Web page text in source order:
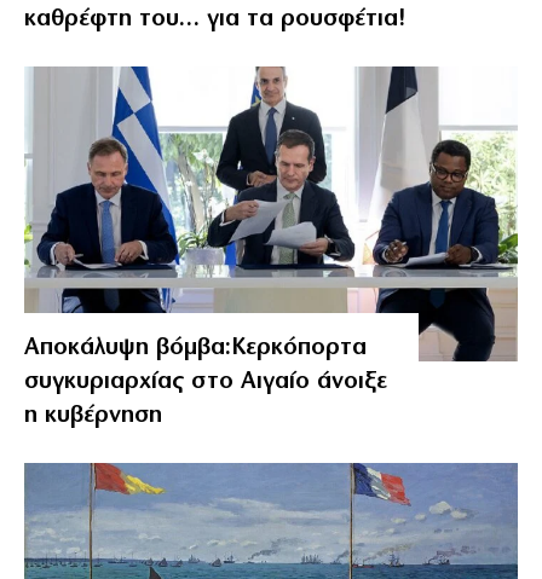
καθρέφτη του… για τα ρουσφέτια!
Αποκάλυψη βόμβα:Κερκόπορτα
συγκυριαρχίας στο Αιγαίο άνοιξε
η κυβέρνηση